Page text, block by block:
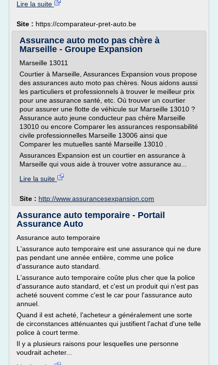
Lire la suite
Site : https://comparateur-pret-auto.be
Assurance auto moto pas chère à
Marseille - Groupe Expansion
Marseille 13011
Courtier à Marseille, Assurances Expansion vous propose
des assurances auto moto pas chères. Nous aidons aussi
les particuliers et professionnels à trouver le meilleur prix
pour une assurance santé, etc. Où trouver un courtier
pour assurer une flotte de véhicule sur Marseille 13010 ?
Assurance auto jeune conducteur pas chère Marseille
13010 ou encore Comparer les assurances responsabilité
civile professionnelles Marseille 13006 ainsi que
Comparer les mutuelles santé Marseille 13010 .
Assurances Expansion est un courtier en assurance à
Marseille qui vous aide à trouver votre assurance au...
Lire la suite
Site : http://www.assurancesexpansion.com
Assurance auto temporaire - Portail
Assurance Auto
Assurance auto temporaire
L'assurance auto temporaire est une assurance qui ne dure
pas pendant une année entière, comme une police
d'assurance auto standard.
L'assurance auto temporaire coûte plus cher que la police
d'assurance auto standard, et c'est un produit qui n'est pas
acheté souvent comme c'est le car pour l'assurance auto
annuel.
Quand il est acheté, l'acheteur a généralement une sorte
de circonstances atténuantes qui justifient l'achat d'une telle
police à court terme.
Il y a plusieurs raisons pour lesquelles une personne
voudrait acheter...